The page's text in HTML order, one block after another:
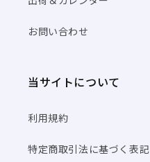
お問い合わせ
当サイトについて
利用規約
特定商取引法に基づく表記